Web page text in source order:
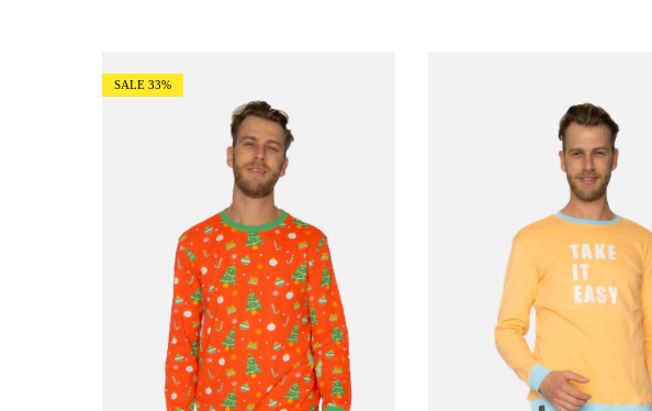
SALE33%